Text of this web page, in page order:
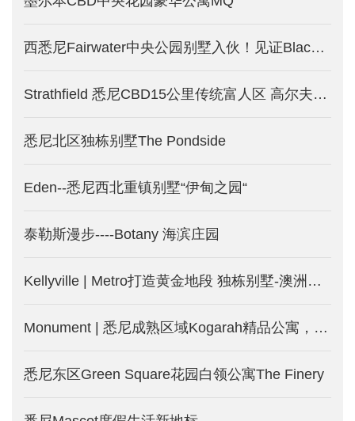
西悉尼Fairwater中央公园别墅入伙！见证Blacktown大不同！少量现房限时优惠！
Strathfield 悉尼CBD15公里传统富人区 高尔夫中的别墅-悉尼新房产出售中
悉尼北区独栋别墅The Pondside
Eden--悉尼西北重镇别墅“伊甸之园“
泰勒斯漫步----Botany 海滨庄园
Kellyville | Metro打造黄金地段 独栋别墅-澳洲悉尼新楼盘
Monument | 悉尼成熟区域Kogarah精品公寓，两房仅75万澳币起！
悉尼东区Green Square花园白领公寓The Finery